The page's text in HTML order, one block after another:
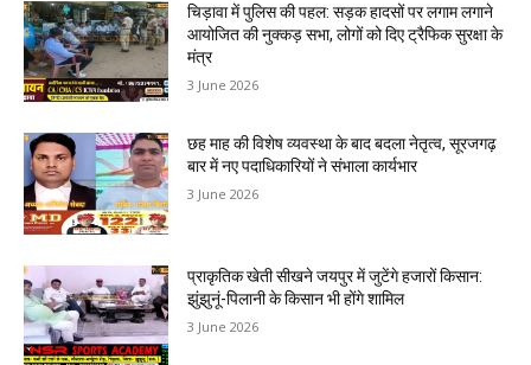
चिड़ावा में पुलिस की पहल: सड़क हादसों पर लगाम लगाने
आयोजित की नुक्कड़ सभा, लोगों को दिए ट्रैफिक सुरक्षा के
मंत्र
3 June 2026
छह माह की विशेष व्यवस्था के बाद बदला नेतृत्व, सूरजगढ़
बार में नए पदाधिकारियों ने संभाला कार्यभार
3 June 2026
प्राकृतिक खेती सीखने जयपुर में जुटेंगे हजारों किसान:
झुंझुनूं-पिलानी के किसान भी होंगे शामिल
3 June 2026